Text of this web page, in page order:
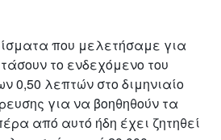
που μελετήσαμε για
το ενδεχόμενο του
0,50 λεπτών στο διμηνιαίο
για να βοηθηθούν τα
από αυτό ήδη έχει ζητηθεί